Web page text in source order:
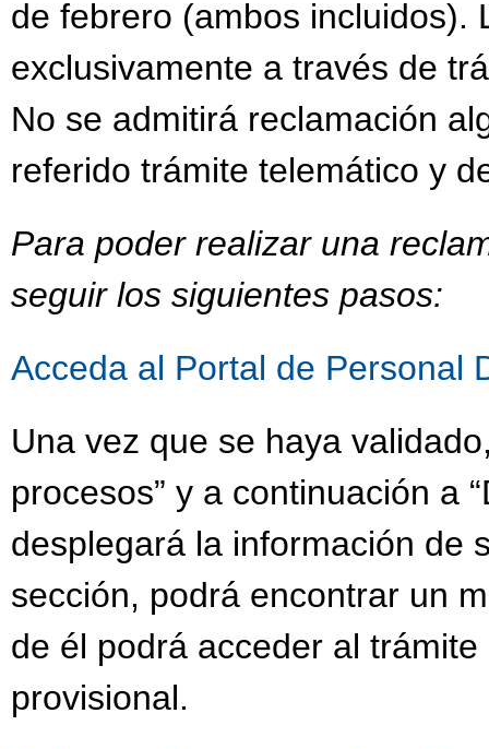
de febrero (ambos incluidos).
exclusivamente a través de
No se admitirá reclamación
referido trámite telemático y
Para poder realizar una
seguir los siguientes pasos:
Acceda al Portal de Personal
Una vez que se haya
procesos” y a continuación a
desplegará la información de
sección, podrá encontrar un
de él podrá acceder al
provisional.